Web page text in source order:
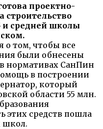
проектно-
строительство
и средней школы
о том, чтобы все
были обнесены
нормативах CанПин
в построении
который
области 55 млн.
этих средств пошла
школ.